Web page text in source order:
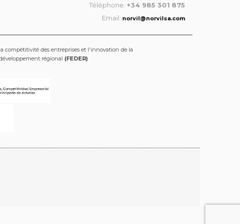
Téléphone: +34 985 301 875
Email: norvil@norvilsa.com
compétitivité des entreprises et l'innovation de la
régional (FEDER)